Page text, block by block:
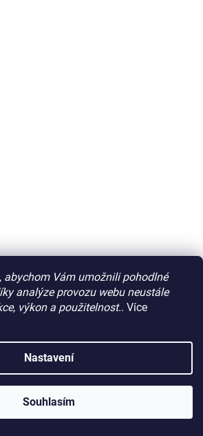
abychom Vám umožnili pohodlné
analýze provozu webu neustále
výkon a použitelnost.. Více
Nastavení
Souhlasím
Skladem
139 Kč